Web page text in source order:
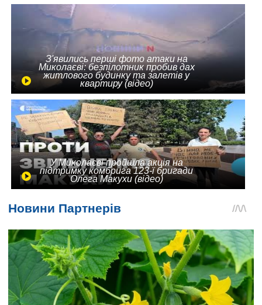
З'явились перші фото атаки на
Миколаєві: безпілотник пробив дах
житлового будинку та залетів у
квартиру (відео)
У Миколаєві пройшла акція на
підтримку комбрига 123-ї бригади
Олега Макухи (відео)